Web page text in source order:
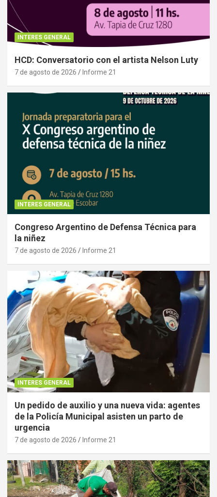
INTERES GENERAL
HCD: Conversatorio con el artista Nelson Luty
7 de agosto de 2026 Informe 21
INTERES GENERAL
Congreso Argentino de Defensa Técnica para
la niñez
7 de agosto de 2026 Informe 21
INTERES GENERAL
Un pedido de auxilio y una nueva vida: agentes
de la Policía Municipal asisten un parto de
urgencia
7 de agosto de 2026 Informe 21